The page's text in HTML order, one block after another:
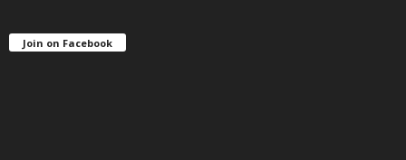
Join on Facebook